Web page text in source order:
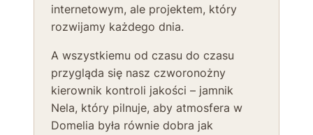
internetowym, ale projektem, który
rozwijamy każdego dnia.
A wszystkiemu od czasu do czasu
przygląda się nasz czworonożny
kierownik kontroli jakości – jamnik
Nela, który pilnuje, aby atmosfera w
Domelia była równie dobra jak